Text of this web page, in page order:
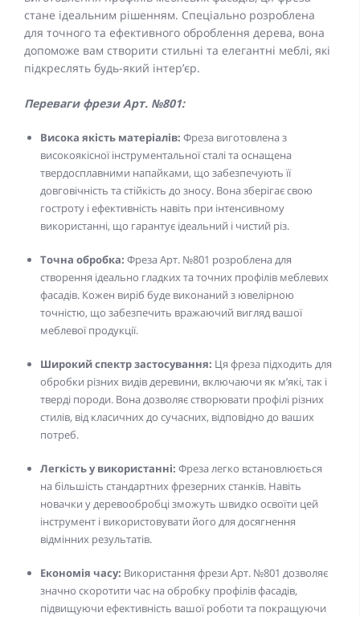
стане ідеальним рішенням. Спеціально розроблена
для точного та ефективного оброблення дерева, вона
допоможе вам створити стильні та елегантні меблі, які
підкреслять будь-який інтер’єр.
Переваги фрези Арт. №801:
Висока якість матеріалів: Фреза виготовлена з
високоякісної інструментальної сталі та оснащена
твердосплавними напайками, що забезпечують її
довговічність та стійкість до зносу. Вона зберігає свою
гостроту і ефективність навіть при інтенсивному
використанні, що гарантує ідеальний і чистий різ.
Точна обробка: Фреза Арт. №801 розроблена для
створення ідеально гладких та точних профілів меблевих
фасадів. Кожен виріб буде виконаний з ювелірною
точністю, що забезпечить вражаючий вигляд вашої
меблевої продукції.
Широкий спектр застосування: Ця фреза підходить для
обробки різних видів деревини, включаючи як м’які, так і
тверді породи. Вона дозволяє створювати профілі різних
стилів, від класичних до сучасних, відповідно до ваших
потреб.
Легкість у використанні: Фреза легко встановлюється
на більшість стандартних фрезерних станків. Навіть
новачки у деревообробці зможуть швидко освоїти цей
інструмент і використовувати його для досягнення
відмінних результатів.
Економія часу: Використання фрези Арт. №801 дозволяє
значно скоротити час на обробку профілів фасадів,
підвищуючи ефективність вашої роботи та покращуючи